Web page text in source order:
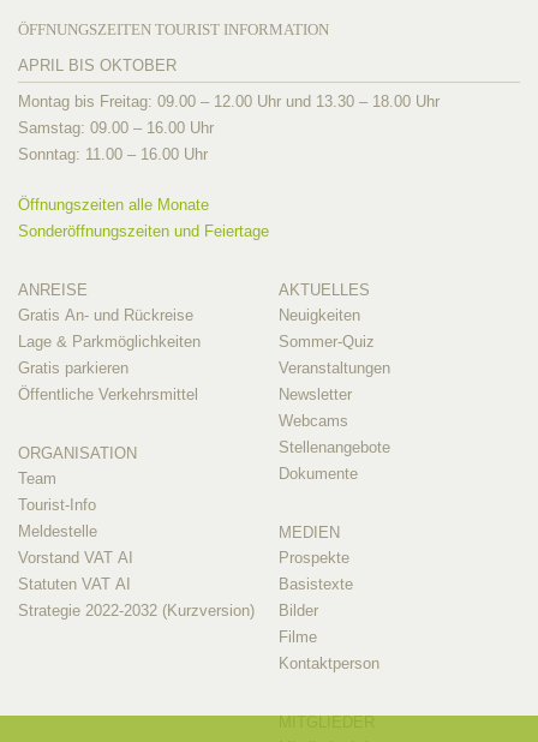
ÖFFNUNGSZEITEN TOURIST INFORMATION
APRIL BIS OKTOBER
Montag bis Freitag: 09.00 – 12.00 Uhr und 13.30 – 18.00 Uhr
Samstag: 09.00 – 16.00 Uhr
Sonntag: 11.00 – 16.00 Uhr
Öffnungszeiten alle Monate
Sonderöffnungszeiten und Feiertage
ANREISE
Gratis An- und Rückreise
Lage & Parkmöglichkeiten
Gratis parkieren
Öffentliche Verkehrsmittel
ORGANISATION
Team
Tourist-Info
Meldestelle
Vorstand VAT AI
Statuten VAT AI
Strategie 2022-2032 (Kurzversion)
AKTUELLES
Neuigkeiten
Sommer-Quiz
Veranstaltungen
Newsletter
Webcams
Stellenangebote
Dokumente
MEDIEN
Prospekte
Basistexte
Bilder
Filme
Kontaktperson
MITGLIEDER